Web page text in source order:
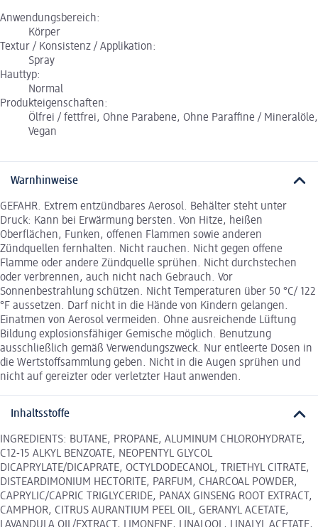
Anwendungsbereich:
Körper
Textur / Konsistenz / Applikation:
Spray
Hauttyp:
Normal
Produkteigenschaften:
Ölfrei / fettfrei, Ohne Parabene, Ohne Paraffine / Mineralöle,
Vegan
Warnhinweise
GEFAHR. Extrem entzündbares Aerosol. Behälter steht unter
Druck: Kann bei Erwärmung bersten. Von Hitze, heißen
Oberflächen, Funken, offenen Flammen sowie anderen
Zündquellen fernhalten. Nicht rauchen. Nicht gegen offene
Flamme oder andere Zündquelle sprühen. Nicht durchstechen
oder verbrennen, auch nicht nach Gebrauch. Vor
Sonnenbestrahlung schützen. Nicht Temperaturen über 50 °C/ 122
°F aussetzen. Darf nicht in die Hände von Kindern gelangen.
Einatmen von Aerosol vermeiden. Ohne ausreichende Lüftung
Bildung explosionsfähiger Gemische möglich. Benutzung
ausschließlich gemäß Verwendungszweck. Nur entleerte Dosen in
die Wertstoffsammlung geben. Nicht in die Augen sprühen und
nicht auf gereizter oder verletzter Haut anwenden.
Inhaltsstoffe
INGREDIENTS: BUTANE, PROPANE, ALUMINUM CHLOROHYDRATE,
C12-15 ALKYL BENZOATE, NEOPENTYL GLYCOL
DICAPRYLATE/DICAPRATE, OCTYLDODECANOL, TRIETHYL CITRATE,
DISTEARDIMONIUM HECTORITE, PARFUM, CHARCOAL POWDER,
CAPRYLIC/CAPRIC TRIGLYCERIDE, PANAX GINSENG ROOT EXTRACT,
CAMPHOR, CITRUS AURANTIUM PEEL OIL, GERANYL ACETATE,